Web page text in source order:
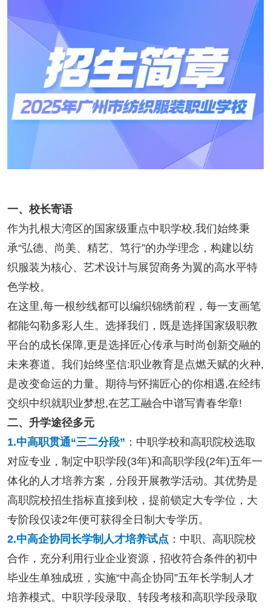
一、校长寄语
作为扎根大湾区的国家级重点中职学校,我们始终秉
承“弘德、尚美、精艺、笃行”的办学理念，构建以纺
织服装为核心、艺术设计与展贸商务为翼的高水平特
色学校。
在这里,每一根纱线都可以编织锦绣前程，每一支画笔
都能勾勒多彩人生。选择我们，既是选择国家级职教
平台的成长保障,更是选择匠心传承与时尚创新交融的
未来赛道。我们始终坚信:职业教育是点燃天赋的火种,
是改变命运的力量。期待与怀揣匠心的你相遇,在经纬
交织中织就职业梦想,在艺工融合中谱写青春华章!
二、升学途径多元
1.中高职贯通“三二分段” ：中职学校和高职院校选取
对应专业，制定中职学段(3年)和高职学段(2年)五年一
体化的人才培养方案，分段开展教学活动。其优势是
高职院校招生指标直接到校，提前锁定大专学位，大
专阶段仅读2年便可获得全日制大专学历。
2.中高企协同长学制人才培养试点 ：中职、高职院校
合作，充分利用行业企业资源，招收符合条件的初中
毕业生单独成班，实施“中高企协同”五年长学制人才
培养模式。中职学段录取、转段考核和高职学段录取